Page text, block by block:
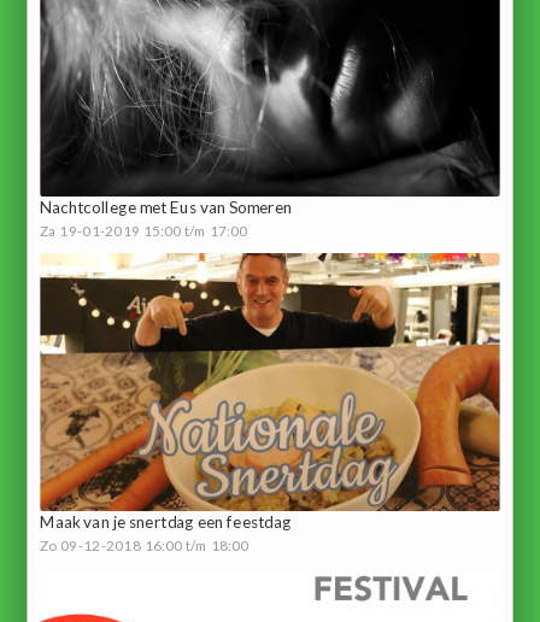
Nachtcollege met Eus van Someren
Za 19-01-2019 15:00 t/m 17:00
Maak van je snertdag een feestdag
Zo 09-12-2018 16:00 t/m 18:00